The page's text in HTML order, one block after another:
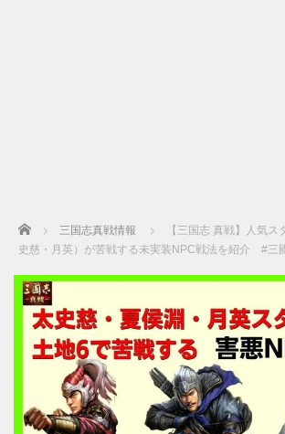
Home 三国志真戦情報
【三国志 真戦】人気
史慈・月英）が苦戦する未実装NPC戦法を紹介 #三